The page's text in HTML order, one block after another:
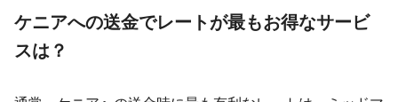
ケニアへの送金でレートが最もお得なサービ
スは？